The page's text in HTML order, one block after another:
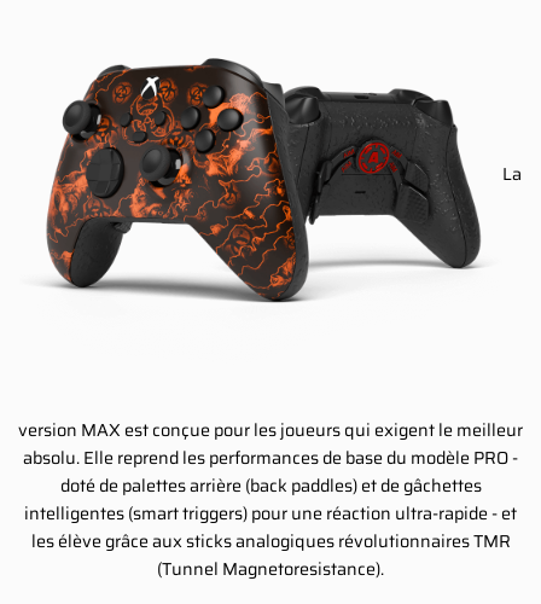
La
version MAX est conçue pour les joueurs qui exigent le meilleur
absolu. Elle reprend les performances de base du modèle PRO -
doté de palettes arrière (back paddles) et de gâchettes
intelligentes (smart triggers) pour une réaction ultra-rapide - et
les élève grâce aux sticks analogiques révolutionnaires TMR
(Tunnel Magnetoresistance).